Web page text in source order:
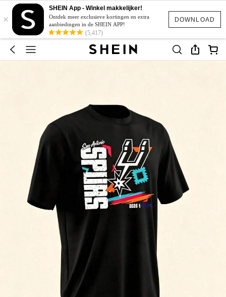
DOWNLOAD
×
SHEIN App - Winkel makkelijker!
Ontdek meer exclusieve kortingen en extra
aanbiedingen in de SHEIN APP!
(5,417)